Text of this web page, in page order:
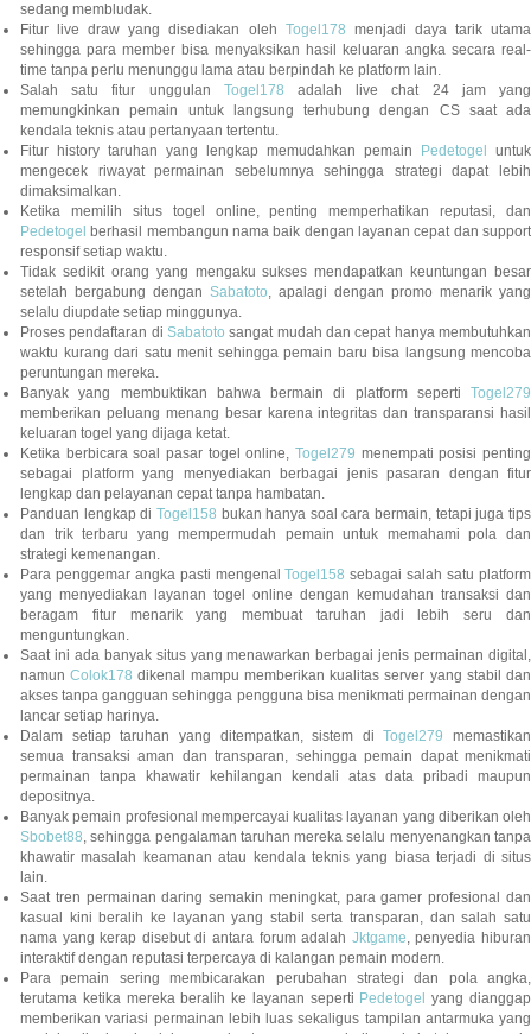
sedang membludak.
Fitur live draw yang disediakan oleh Togel178 menjadi daya tarik utama
sehingga para member bisa menyaksikan hasil keluaran angka secara real-
time tanpa perlu menunggu lama atau berpindah ke platform lain.
Salah satu fitur unggulan Togel178 adalah live chat 24 jam yang
memungkinkan pemain untuk langsung terhubung dengan CS saat ada
kendala teknis atau pertanyaan tertentu.
Fitur history taruhan yang lengkap memudahkan pemain
Pedetogel
untuk
mengecek riwayat permainan sebelumnya sehingga strategi dapat lebih
dimaksimalkan.
Ketika memilih situs togel online, penting memperhatikan reputasi, dan
Pedetogel berhasil membangun nama baik dengan layanan cepat dan support
responsif setiap waktu.
Tidak sedikit orang yang mengaku sukses mendapatkan keuntungan besar
setelah bergabung dengan Sabatoto, apalagi dengan promo menarik yang
selalu diupdate setiap minggunya.
Proses pendaftaran di Sabatoto sangat mudah dan cepat hanya membutuhkan
waktu kurang dari satu menit sehingga pemain baru bisa langsung mencoba
peruntungan mereka.
Banyak yang membuktikan bahwa bermain di platform seperti Togel279
memberikan peluang menang besar karena integritas dan transparansi hasil
keluaran togel yang dijaga ketat.
Ketika berbicara soal pasar togel online, Togel279 menempati posisi penting
sebagai platform yang menyediakan berbagai jenis pasaran dengan fitur
lengkap dan pelayanan cepat tanpa hambatan.
Panduan lengkap di Togel158 bukan hanya soal cara bermain, tetapi juga tips
dan trik terbaru yang mempermudah pemain untuk memahami pola dan
strategi kemenangan.
Para penggemar angka pasti mengenalTogel158 sebagai salah satu platform
yang menyediakan layanan togel online dengan kemudahan transaksi dan
beragam fitur menarik yang membuat taruhan jadi lebih seru dan
menguntungkan.
Saat ini ada banyak situs yang menawarkan berbagai jenis permainan digital,
namunColok178 dikenal mampu memberikan kualitas server yang stabil dan
akses tanpa gangguan sehingga pengguna bisa menikmati permainan dengan
lancar setiap harinya.
Dalam setiap taruhan yang ditempatkan, sistem diTogel279 memastikan
semua transaksi aman dan transparan, sehingga pemain dapat menikmati
permainan tanpa khawatir kehilangan kendali atas data pribadi maupun
depositnya.
Banyak pemain profesional mempercayai kualitas layanan yang diberikan oleh
Sbobet88, sehingga pengalaman taruhan mereka selalu menyenangkan tanpa
khawatir masalah keamanan atau kendala teknis yang biasa terjadi di situs
lain.
Saat tren permainan daring semakin meningkat, para gamer profesional dan
kasual kini beralih ke layanan yang stabil serta transparan, dan salah satu
nama yang kerap disebut di antara forum adalah Jktgame, penyedia hiburan
interaktif dengan reputasi terpercaya di kalangan pemain modern.
Para pemain sering membicarakan perubahan strategi dan pola angka,
terutama ketika mereka beralih ke layanan seperti Pedetogel
yang dianggap
memberikan variasi permainan lebih luas sekaligus tampilan antarmuka yang